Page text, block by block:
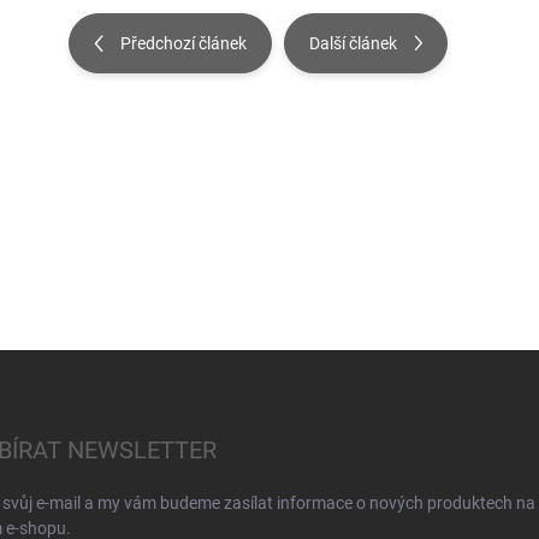
Předchozí článek Další článek
NEWSLETTER
e-mail a my vám budeme zasílat informace o nových produktech na
e-shopu.